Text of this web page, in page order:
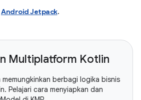
Android Jetpack.
Multiplatform Kotlin
berbagi logika bisnis
Pelajari cara menyiapkan dan